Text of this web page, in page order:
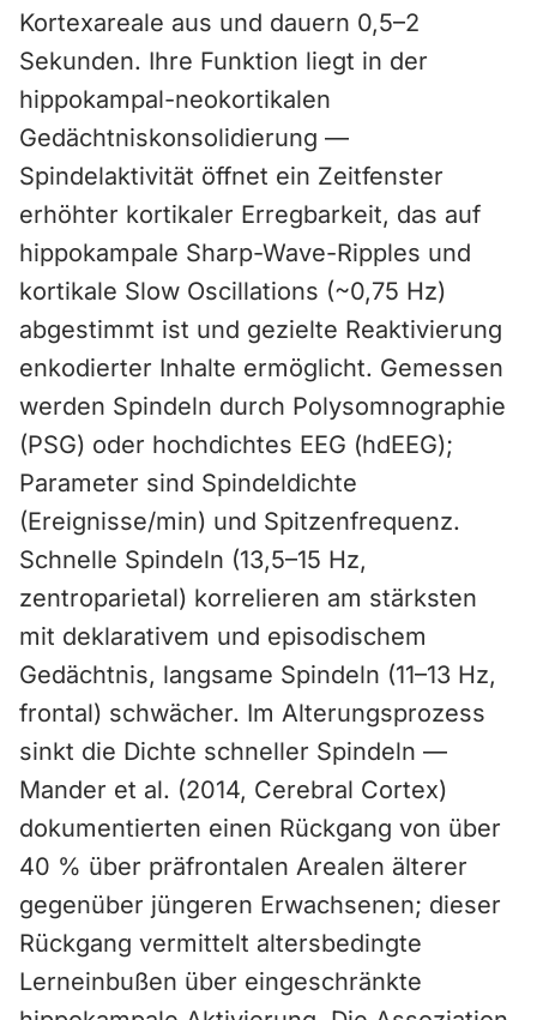
Kortexareale aus und dauern 0,5–2
Sekunden. Ihre Funktion liegt in der
hippokampal-neokortikalen
Gedächtniskonsolidierung —
Spindelaktivität öffnet ein Zeitfenster
erhöhter kortikaler Erregbarkeit, das auf
hippokampale Sharp-Wave-Ripples und
kortikale Slow Oscillations (~0,75 Hz)
abgestimmt ist und gezielte Reaktivierung
enkodierter Inhalte ermöglicht. Gemessen
werden Spindeln durch Polysomnographie
(PSG) oder hochdichtes EEG (hdEEG);
Parameter sind Spindeldichte
(Ereignisse/min) und Spitzenfrequenz.
Schnelle Spindeln (13,5–15 Hz,
zentroparietal) korrelieren am stärksten
mit deklarativem und episodischem
Gedächtnis, langsame Spindeln (11–13 Hz,
frontal) schwächer. Im Alterungsprozess
sinkt die Dichte schneller Spindeln —
Mander et al. (2014, Cerebral Cortex)
dokumentierten einen Rückgang von über
40 % über präfrontalen Arealen älterer
gegenüber jüngeren Erwachsenen; dieser
Rückgang vermittelt altersbedingte
Lerneinbußen über eingeschränkte